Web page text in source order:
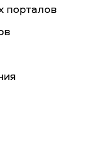
порталов